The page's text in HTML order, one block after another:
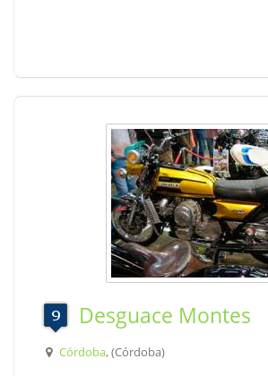
Desguace Montes
Córdoba, (Córdoba)